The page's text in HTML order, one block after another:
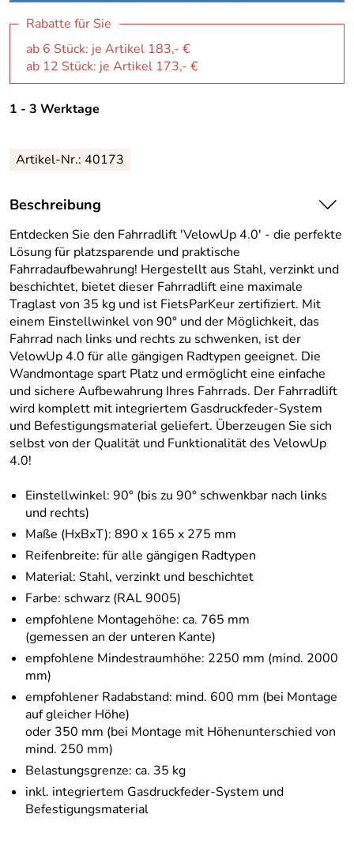
Rabatte für Sie
ab 6 Stück: je Artikel 183,- €
ab 12 Stück: je Artikel 173,- €
1 - 3 Werktage
Artikel-Nr.: 40173
Beschreibung
Entdecken Sie den Fahrradlift 'VelowUp 4.0' - die perfekte
Lösung für platzsparende und praktische
Fahrradaufbewahrung! Hergestellt aus Stahl, verzinkt und
beschichtet, bietet dieser Fahrradlift eine maximale
Traglast von 35 kg und ist FietsParKeur zertifiziert. Mit
einem Einstellwinkel von 90° und der Möglichkeit, das
Fahrrad nach links und rechts zu schwenken, ist der
VelowUp 4.0 für alle gängigen Radtypen geeignet. Die
Wandmontage spart Platz und ermöglicht eine einfache
und sichere Aufbewahrung Ihres Fahrrads. Der Fahrradlift
wird komplett mit integriertem Gasdruckfeder-System
und Befestigungsmaterial geliefert. Überzeugen Sie sich
selbst von der Qualität und Funktionalität des VelowUp
4.0!
Einstellwinkel: 90° (bis zu 90° schwenkbar nach links
und rechts)
Maße (HxBxT): 890 x 165 x 275 mm
Reifenbreite: für alle gängigen Radtypen
Material: Stahl, verzinkt und beschichtet
Farbe: schwarz (RAL 9005)
empfohlene Montagehöhe: ca. 765 mm
(gemessen an der unteren Kante)
empfohlene Mindestraumhöhe: 2250 mm (mind. 2000
mm)
empfohlener Radabstand: mind. 600 mm (bei Montage
auf gleicher Höhe)
oder 350 mm (bei Montage mit Höhenunterschied von
mind. 250 mm)
Belastungsgrenze: ca. 35 kg
inkl. integriertem Gasdruckfeder-System und
Befestigungsmaterial